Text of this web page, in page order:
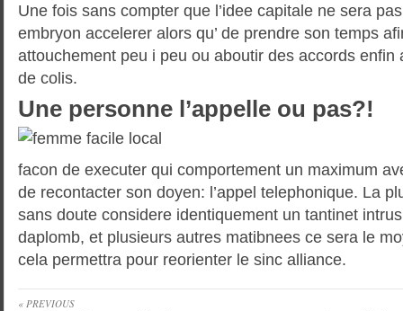
Une fois sans compter que l’idee capitale ne sera
embryon accelerer alors qu’ de prendre son temps
attouchement peu i peu ou aboutir des accords enfin
de colis.
Une personne l’appelle ou pas?!
facon de executer qui comportement un maximum
de recontacter son doyen: l’appel telephonique. La
sans doute considere identiquement un tantinet
daplomb, et plusieurs autres matibnees ce sera le
cela permettra pour reorienter le sinc alliance.
« PREVIOUS